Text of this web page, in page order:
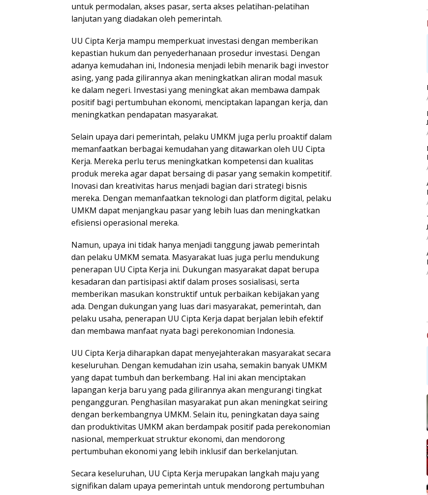
untuk permodalan, akses pasar, serta akses pelatihan-pelatihan
lanjutan yang diadakan oleh pemerintah.
UU Cipta Kerja mampu memperkuat investasi dengan memberikan
kepastian hukum dan penyederhanaan prosedur investasi. Dengan
adanya kemudahan ini, Indonesia menjadi lebih menarik bagi investor
asing, yang pada gilirannya akan meningkatkan aliran modal masuk
ke dalam negeri. Investasi yang meningkat akan membawa dampak
positif bagi pertumbuhan ekonomi, menciptakan lapangan kerja, dan
meningkatkan pendapatan masyarakat.
Selain upaya dari pemerintah, pelaku UMKM juga perlu proaktif dalam
memanfaatkan berbagai kemudahan yang ditawarkan oleh UU Cipta
Kerja. Mereka perlu terus meningkatkan kompetensi dan kualitas
produk mereka agar dapat bersaing di pasar yang semakin kompetitif.
Inovasi dan kreativitas harus menjadi bagian dari strategi bisnis
mereka. Dengan memanfaatkan teknologi dan platform digital, pelaku
UMKM dapat menjangkau pasar yang lebih luas dan meningkatkan
efisiensi operasional mereka.
Namun, upaya ini tidak hanya menjadi tanggung jawab pemerintah
dan pelaku UMKM semata. Masyarakat luas juga perlu mendukung
penerapan UU Cipta Kerja ini. Dukungan masyarakat dapat berupa
kesadaran dan partisipasi aktif dalam proses sosialisasi, serta
memberikan masukan konstruktif untuk perbaikan kebijakan yang
ada. Dengan dukungan yang luas dari masyarakat, pemerintah, dan
pelaku usaha, penerapan UU Cipta Kerja dapat berjalan lebih efektif
dan membawa manfaat nyata bagi perekonomian Indonesia.
UU Cipta Kerja diharapkan dapat menyejahterakan masyarakat secara
keseluruhan. Dengan kemudahan izin usaha, semakin banyak UMKM
yang dapat tumbuh dan berkembang. Hal ini akan menciptakan
lapangan kerja baru yang pada gilirannya akan mengurangi tingkat
pengangguran. Penghasilan masyarakat pun akan meningkat seiring
dengan berkembangnya UMKM. Selain itu, peningkatan daya saing
dan produktivitas UMKM akan berdampak positif pada perekonomian
nasional, memperkuat struktur ekonomi, dan mendorong
pertumbuhan ekonomi yang lebih inklusif dan berkelanjutan.
Secara keseluruhan, UU Cipta Kerja merupakan langkah maju yang
signifikan dalam upaya pemerintah untuk mendorong pertumbuhan